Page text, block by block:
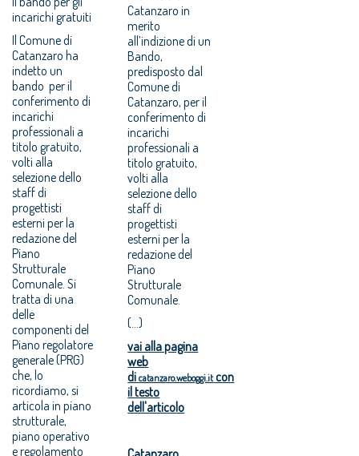
incarichi gratuiti
Il Comune di
Catanzaro ha
indetto un
bando per il
conferimento di
incarichi
professionali a
titolo gratuito,
volti alla
selezione dello
staff di
progettisti
esterni per la
redazione del
Piano
Strutturale
Comunale. Si
tratta di una
delle
componenti del
Piano regolatore
generale (PRG)
che, lo
ricordiamo, si
articola in piano
strutturale,
piano operativo
e regolamento
Catanzaro in
merito
all’indizione di un
Bando,
predisposto dal
Comune di
Catanzaro, per il
conferimento di
incarichi
professionali a
titolo gratuito,
volti alla
selezione dello
staff di
progettisti
esterni per la
redazione del
Piano
Strutturale
Comunale.
(...)
vai alla pagina
web
dicatanzaro.weboggi.itcon
il testo
dell'articolo